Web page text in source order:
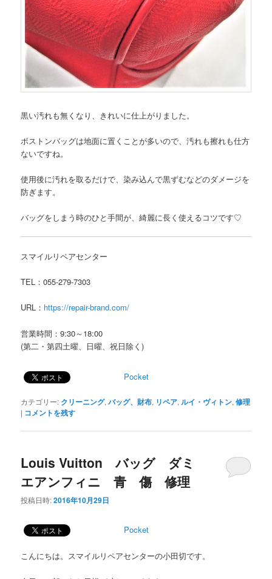
黒い汚れも無くなり、きれいに仕上がりました。
ボストンバッグは地面に置くことが多いので、汚れも擦れも仕方
ないですね。
使用後に汚れを取るだけで、染み込んで黒ずむなどのダメージを
防ぎます。
バッグをしまう時のひと手間が、綺麗に長く使えるコツです♡
スマイルリペアセンター
TEL：055-279-7303
URL： https://repair-brand.com/
営業時間：9:30～18:00
(第二・第四土曜、日曜、祝日除く)
Pocket
カテゴリー: クリーニング,バッグ、財布, リペア, ルイ・ヴィトン,修理
| コメントを残す
Louis Vuitton バッグ ダミ
エアンフィニ 青 傷 修理
投稿日時:2016年10月29日
Pocket
こんにちは。スマイルリペアセンターの小田切です。